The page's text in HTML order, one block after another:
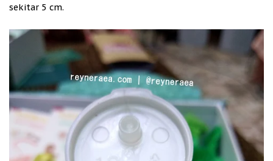
sekitar 5 cm.